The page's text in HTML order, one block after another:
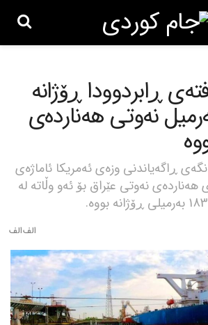
ڕابردوودا ڕۆژانە
بەرمیل نەوتی هەناردەی
ڕاگەیاندنی وزەی ئەمریکا ئاماژەی
هەناردەی نەوتی عێراق بۆ ئەو وڵاتە لە